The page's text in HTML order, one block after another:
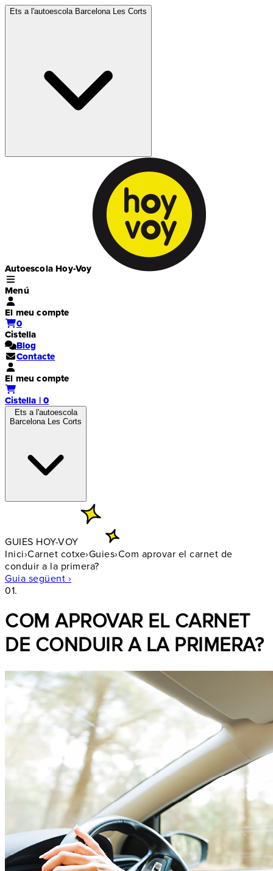
Ets a l'autoescola Barcelona Les Corts
Autoescola Hoy-Voy
Menú
El meu compte
0
Cistella
Blog
Contacte
El meu compte
Cistella | 0
Ets a l'autoescola
Barcelona Les Corts
GUIES HOY-VOY
Inici›Carnet cotxe›Guies›Com aprovar el carnet de
conduir a la primera?
Guia següent ›
01.
COM APROVAR EL CARNET
DE CONDUIR A LA PRIMERA?